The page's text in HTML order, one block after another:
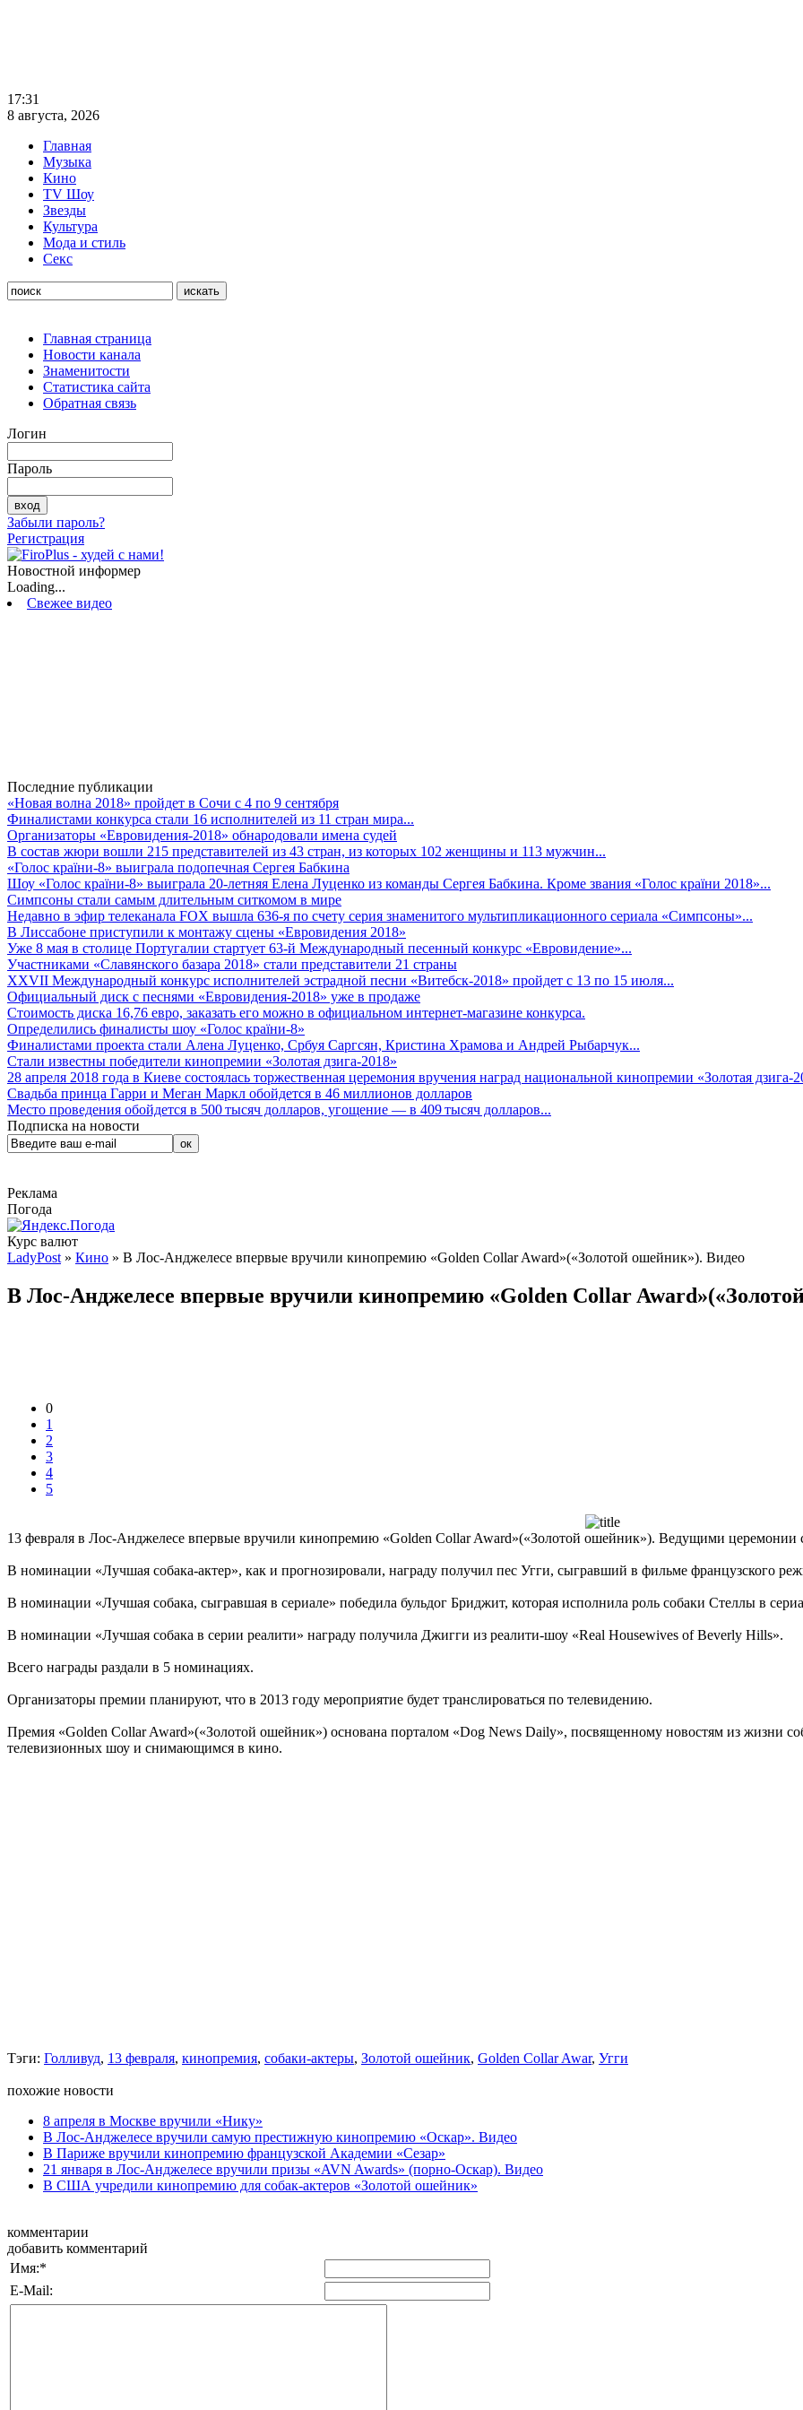
17:31
8 августа, 2026
Главная
Музыка
Кино
TV Шоу
Звезды
Культура
Мода и стиль
Секс
Главная страница
Новости канала
Знаменитости
Статистика сайта
Обратная связь
Логин
Пароль
Забыли пароль?
Регистрация
Новостной информер
Loading...
Свежее видео
Последние публикации
«Новая волна 2018» пройдет в Сочи с 4 по 9 сентября
Финалистами конкурса стали 16 исполнителей из 11 стран мира...
Организаторы «Евровидения-2018» обнародовали имена судей
В состав жюри вошли 215 представителей из 43 стран, из которых 102 женщины и 113 мужчин...
«Голос країни-8» выиграла подопечная Сергея Бабкина
Шоу «Голос країни-8» выиграла 20-летняя Елена Луценко из команды Сергея Бабкина. Кроме звания «Голос країни 2018»...
Симпсоны стали самым длительным ситкомом в мире
Недавно в эфир телеканала FOX вышла 636-я по счету серия знаменитого мультипликационного сериала «Симпсоны»...
В Лиссабоне приступили к монтажу сцены «Евровидения 2018»
Уже 8 мая в столице Португалии стартует 63-й Международный песенный конкурс «Евровидение»...
Участниками «Славянского базара 2018» стали представители 21 страны
XXVII Международный конкурс исполнителей эстрадной песни «Витебск-2018» пройдет с 13 по 15 июля...
Официальный диск с песнями «Евровидения-2018» уже в продаже
Стоимость диска 16,76 евро, заказать его можно в официальном интернет-магазине конкурса.
Определились финалисты шоу «Голос країни-8»
Финалистами проекта стали Алена Луценко, Србуя Саргсян, Кристина Храмова и Андрей Рыбарчук...
Стали известны победители кинопремии «Золотая дзига-2018»
28 апреля 2018 года в Киеве состоялась торжественная церемония вручения наград национальной кинопремии «Золотая дзига-
Свадьба принца Гарри и Меган Маркл обойдется в 46 миллионов долларов
Место проведения обойдется в 500 тысяч долларов, угощение — в 409 тысяч долларов...
Подписка на новости
Реклама
Погода
Курс валют
LadyPost » Кино » В Лос-Анджелесе впервые вручили кинопремию «Golden Collar Award»(«Золотой ошейник»). Видео
В Лос-Анджелесе впервые вручили кинопремию «Golden Collar
0
1
2
3
4
5
13 февраля в Лос-Анджелесе впервые вручили кинопремию «Golden Collar Award»(«Золотой ошейник»). Ведущими
В номинации «Лучшая собака-актер», как и прогнозировали, награду получил пес Угги, сыгравший в фильме французского
В номинации «Лучшая собака, сыгравшая в сериале» победила бульдог Бриджит, которая исполнила роль собаки Стеллы в
В номинации «Лучшая собака в серии реалити» награду получила Джигги из реалити-шоу «Real Housewives of Beverly Hills».
Всего награды раздали в 5 номинациях.
Организаторы премии планируют, что в 2013 году мероприятие будет транслироваться по телевидению.
Премия «Golden Collar Award»(«Золотой ошейник») основана порталом «Dog News Daily», посвященному новостям из жизни
телевизионных шоу и снимающимся в кино.
Тэги: Голливуд, 13 февраля, кинопремия, собаки-актеры, Золотой ошейник, Golden Collar Awar, Угги
похожие новости
8 апреля в Москве вручили «Нику»
В Лос-Анджелесе вручили самую престижную кинопремию «Оскар». Видео
В Париже вручили кинопремию французской Академии «Сезар»
21 января в Лос-Анджелесе вручили призы «AVN Awards» (порно-Оскар). Видео
В США учредили кинопремию для собак-актеров «Золотой ошейник»
комментарии
добавить комментарий
Имя:*
E-Mail: